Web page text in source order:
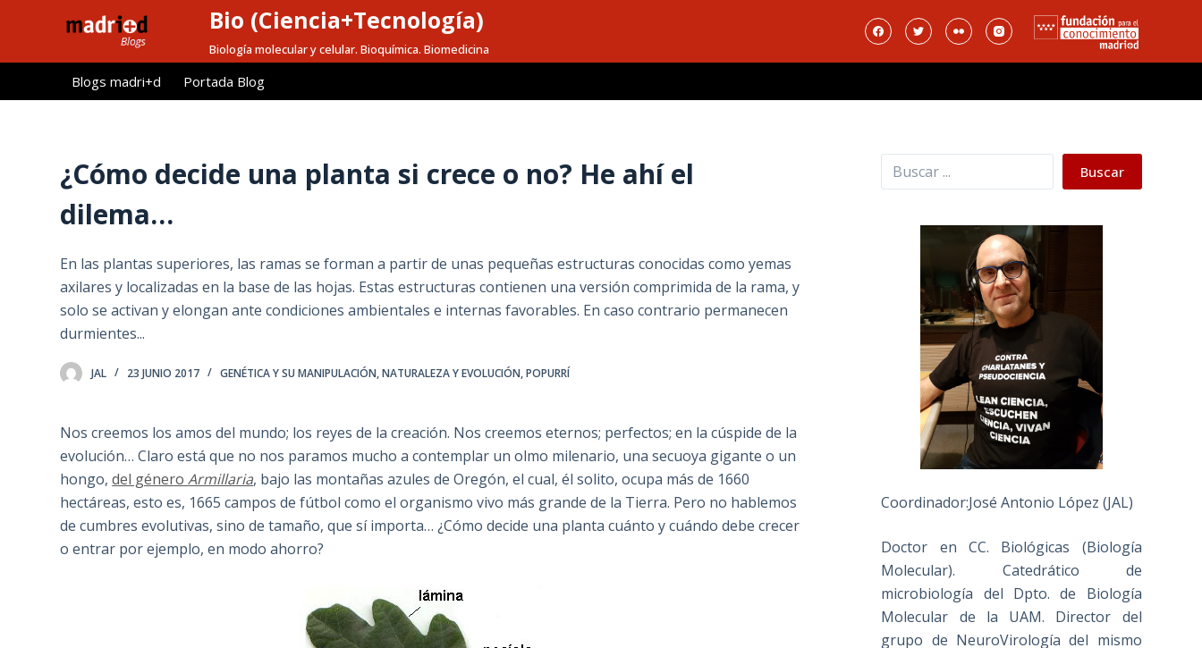
l
Bio (Ciencia+Tecnología)
Biología molecular y celular. Bioquímica. Biomedicina
Blogs madri+d Portada Blog
¿Cómo decide una planta si crece o no? He ahí el
dilema…
En las plantas superiores, las ramas se forman a partir de unas pequeñas estructuras conocidas como yemas
axilares y localizadas en la base de las hojas. Estas estructuras contienen una versión comprimida de la rama, y
solo se activan y elongan ante condiciones ambientales e internas favorables. En caso contrario permanecen
durmientes...
JAL 23 JUNIO 2017 GENÉTICA Y SU MANIPULACIÓN,NATURALEZA Y EVOLUCIÓN,POPURRÍ
Nos creemos los amos del mundo; los reyes de la creación. Nos creemos eternos; perfectos; en la cúspide de la
evolución… Claro está que no nos paramos mucho a contemplar un olmo milenario, una secuoya gigante o un
hongo,del géneroArmillaria, bajo las montañas azules de Oregón, el cual, él solito, ocupa más de 1660
hectáreas, esto es, 1665 campos de fútbol como el organismo vivo más grande de la Tierra. Pero no hablemos
de cumbres evolutivas, sino de tamaño, que sí importa… ¿Cómo decide una planta cuánto y cuándo debe crecer
o entrar por ejemplo, en modo ahorro?
Buscar Buscar
Coordinador:José Antonio López (JAL)
Doctor en CC. Biológicas (Biología
Molecular). Catedrático de
microbiología del Dpto. de Biología
Molecular de la UAM. Director del
grupo de NeuroVirología del mismo